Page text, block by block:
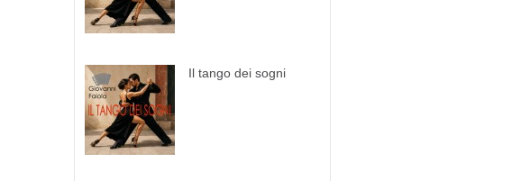
Il tango dei sogni